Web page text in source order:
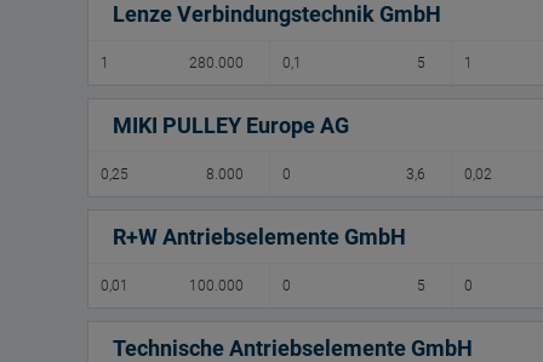
Lenze Verbindungstechnik GmbH
1 280.000 0,1 5 1
MIKI PULLEY Europe AG
0,25 8.000 0 3,6 0,02
R+W Antriebselemente GmbH
0,01 100.000 0 5 0
Technische Antriebselemente GmbH